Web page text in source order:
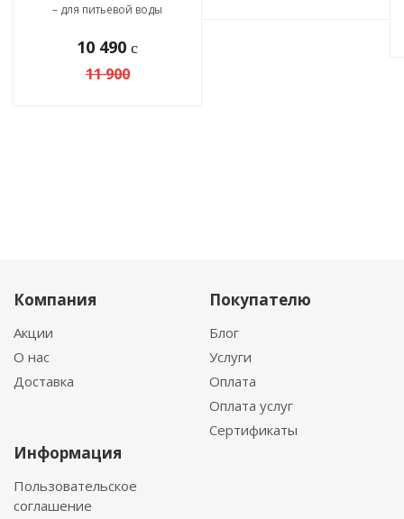
– для питьевой воды
10 490 c
11 900
Компания
Акции
О нас
Доставка
Покупателю
Блог
Услуги
Оплата
Оплата услуг
Сертификаты
Информация
Пользовательское
соглашение